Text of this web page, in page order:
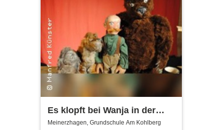
Es klopft bei Wanja in der
Nacht - Figurentheater
Meinerzhagen, Grundschule Am Kohlberg